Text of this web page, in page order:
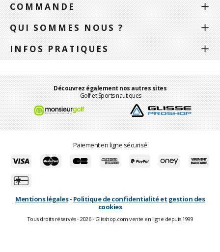
COMMANDE
QUI SOMMES NOUS ?
INFOS PRATIQUES
Découvrez également nos autres sites
Golf et Sports nautiques
Paiement en ligne sécurisé
Mentions légales- Politique de confidentialité et gestion des
cookies
Tous droits réservés - 2026 - Glisshop.com vente en ligne depuis 1999